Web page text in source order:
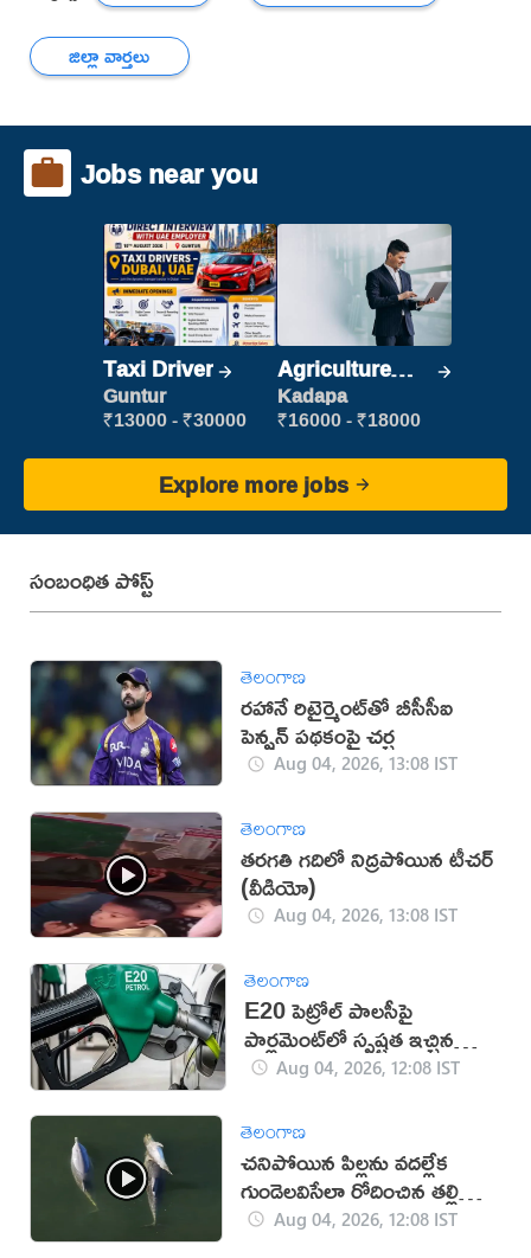
జిల్లా వార్తలు
Jobs near you
Taxi Driver
Guntur
₹13000 - ₹30000
Agriculture
Labour
Kadapa
₹16000 - ₹18000
Explore more jobs
సంబంధిత పోస్ట్
తెలంగాణ
రహానే రిటైర్మెంట్‌తో బీసీసీఐ
పెన్షన్ పథకంపై చర్చ
Aug 04, 2026, 13:08 IST
తెలంగాణ
తరగతి గదిలో నిద్రపోయిన టీచర్
(వీడియో)
Aug 04, 2026, 13:08 IST
తెలంగాణ
E20 పెట్రోల్ పాలసీపై
పార్లమెంట్‌లో స్పష్టత ఇచ్చిన
కేంద్రంAug 04, 2026, 12:08 IST
తెలంగాణ
చనిపోయిన పిల్లను వదల్లేక
గుండెలవిసేలా రోదించిన తల్లి
డాల్ఫిన్ (వీడియో)
Aug 04, 2026, 12:08 IST